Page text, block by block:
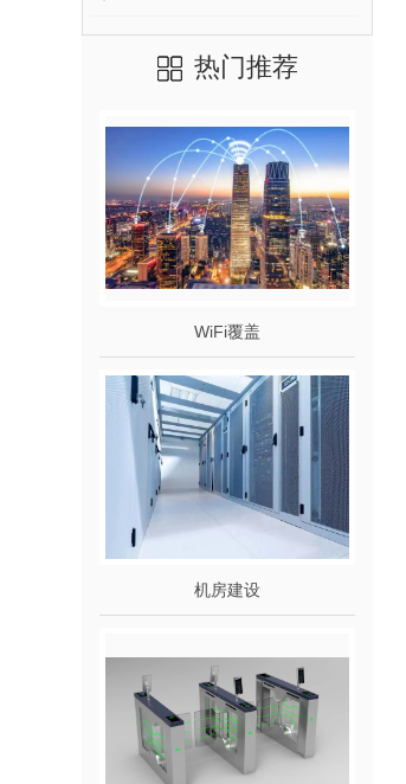
热门推荐
WiFi覆盖
机房建设